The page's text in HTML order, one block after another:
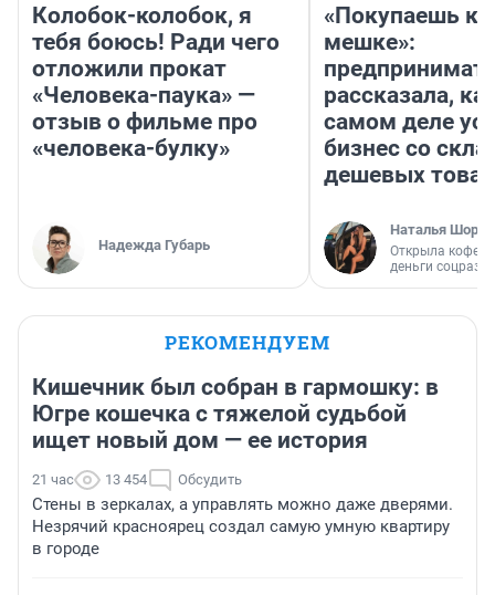
Колобок-колобок, я
тебя боюсь! Ради чего
отложили прокат
«Человека-паука» —
отзыв о фильме про
«человека-булку»
Надежда Губарь
«Покупаешь
мешке»:
рассказала,
самом деле
бизнес со
дешевых
Наталья
Открыла
деньги
РЕКОМЕНДУЕМ
Кишечник был собран в гармошку: в
Югре кошечка с тяжелой судьбой
ищет новый дом — ее история
21 час 13 454 Обсудить
Стены в зеркалах, а управлять можно даже дверями.
Незрячий красноярец создал самую умную квартиру
в городе